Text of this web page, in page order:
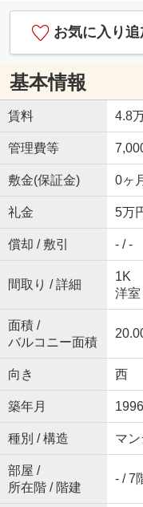
お気に入り追
基本情報
賃料 4.8
管理費等
敷金(保証金) 0ヶ
礼金 5万
償却 / 敷引 - / -
間取り / 詳細
1K
洋室
面積 /
バルコニー面積
向き 西
築年月
種別 / 構造 マ
部屋 /
所在階 / 階建
- / 7